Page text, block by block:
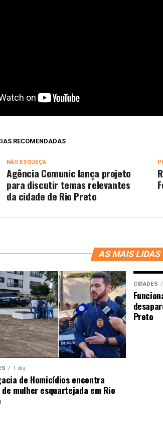
RECOMENDADAS
NÃO ESQUEÇA
Agência Comunic lança projeto
para discutir temas relevantes
da cidade de Rio Preto
AS MAIS LIDAS
1 dia
de Homicídios encontra
de mulher esquartejada em Rio
CIDADES
Preto